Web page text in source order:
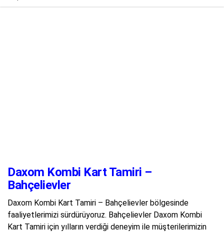
Daxom Kombi Kart Tamiri –
Bahçelievler
Daxom Kombi Kart Tamiri – Bahçelievler bölgesinde
faaliyetlerimizi sürdürüyoruz. Bahçelievler Daxom Kombi
Kart Tamiri için yılların verdiği deneyim ile müşterilerimizin